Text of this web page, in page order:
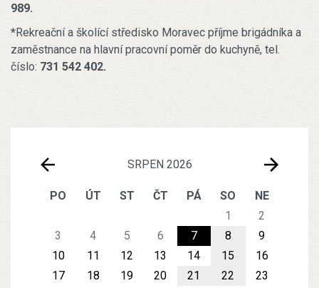
SRPEN 2026
PO ÚT ST ČT PÁ SO
NE
1
2
3
4 5 6 7 8
9
10
11 12 13 14 15
16
17
18 19 20 21 22
23
989.
*Rekreační a školící středisko Moravec příjme brigádníka a
zaměstnance na hlavní pracovní poměr do kuchyně, tel.
číslo: 731 542 402.